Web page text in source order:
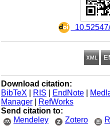
Download citation:
BibTeX
| RIS |EndNote |
Manager
|RefWorks
Send citation to:
Mendeley
Zotero